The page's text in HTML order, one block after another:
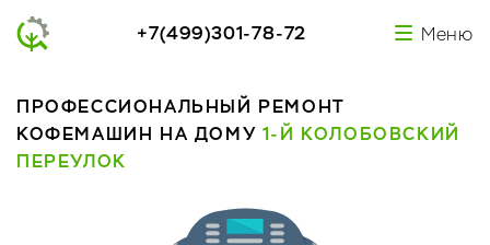
+7(499)301-78-72 Меню
ПРОФЕССИОНАЛЬНЫЙ РЕМОНТ
КОФЕМАШИН НА ДОМУ 1-Й КОЛОБОВСКИЙ
ПЕРЕУЛОК